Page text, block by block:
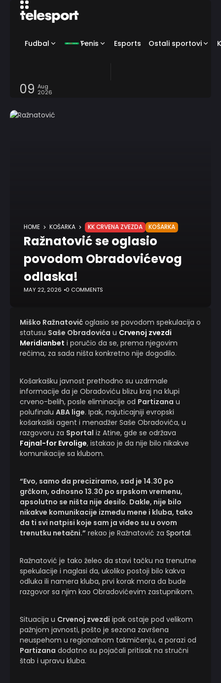
Fudbal Tenis Esports Ostali sportovi
09 Aug
2026
HOME KOŠARKA KK CRVENA ZVEZDA KOŠARKA
Ražnatović se oglasio
povodom Obradovićevog
odlaska!
MAY 22, 2026 0 COMMENTS
Miško Ražnatović oglasio se povodom spekulacija o
statusu Saše Obradovića u Crvenoj zvezdi
Meridianbet i poručio da se, prema njegovim
rečima, za sada ništa konkretno nije dogodilo.
Košarkašku javnost prethodno su uzdrmale
informacije da je Obradoviću blizu kraj na klupi
crveno-belih, posle eliminacije od Partizana u
polufinalu ABA lige. Ipak, najuticajniji evropski
košarkaški agent i menadžer Saše Obradovića, u
razgovoru za Sportal iz Atine, gde se održava
Fajnal-for Evrolige, istakao je da nije bilo nikakve
komunikacije sa klubom.
“Evo, samo da preciziramo, sad je 14.30 po
grčkom, odnosno 13.30 po srpskom vremenu,
apsolutno se ništa nije desilo. Dakle, nije bilo
nikakve komunikacije između mene i kluba, tako
da ti svi natpisi koje sam ja video su u ovom
trenutku netačni.” rekao je Ražnatović za Sportal.
Ražnatović je tako želeo da stavi tačku na trenutne
spekulacije i naglasi da, ukoliko postoji bilo kakva
odluka ili namera kluba, prvi korak mora da bude
razgovor sa njim kao Obradovićevim zastupnikom.
Situacija u Crvenoj zvezdi ipak ostaje pod velikom
pažnjom javnosti, pošto je sezona završena
neuspehom u regionalnom takmičenju, a porazi od
Partizana dodatno su pojačali pritisak na stručni
štab i upravu kluba.